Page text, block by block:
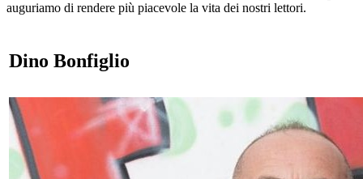
auguriamo di rendere più piacevole la vita dei nostri lettori.
Dino Bonfiglio